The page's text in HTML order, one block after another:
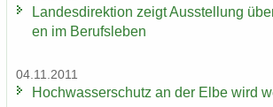
Lan­des­di­rek­ti­on zeigt Aus­stel­lung
en im Be­rufs­le­ben
04.11.2011
Hoch­was­ser­schutz an der Elbe wird